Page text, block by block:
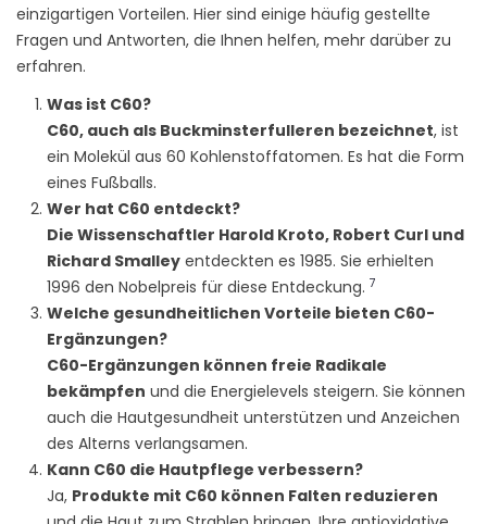
einzigartigen Vorteilen. Hier sind einige häufig gestellte
Fragen und Antworten, die Ihnen helfen, mehr darüber zu
erfahren.
Was ist C60?
C60, auch als Buckminsterfulleren bezeichnet, ist
ein Molekül aus 60 Kohlenstoffatomen. Es hat die Form
eines Fußballs.
Wer hat C60 entdeckt?
Die Wissenschaftler Harold Kroto, Robert Curl und
Richard Smalley entdeckten es 1985. Sie erhielten
1996 den Nobelpreis für diese Entdeckung. 7
Welche gesundheitlichen Vorteile bieten C60-
Ergänzungen?
C60-Ergänzungen können freie Radikale
bekämpfen und die Energielevels steigern. Sie können
auch die Hautgesundheit unterstützen und Anzeichen
des Alterns verlangsamen.
Kann C60 die Hautpflege verbessern?
Ja, Produkte mit C60 können Falten reduzieren